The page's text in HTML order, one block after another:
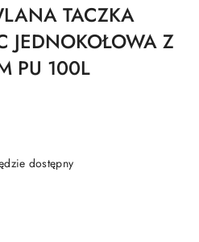
TACZKA
JEDNOKOŁOWA Z
PU 100L
dostępny